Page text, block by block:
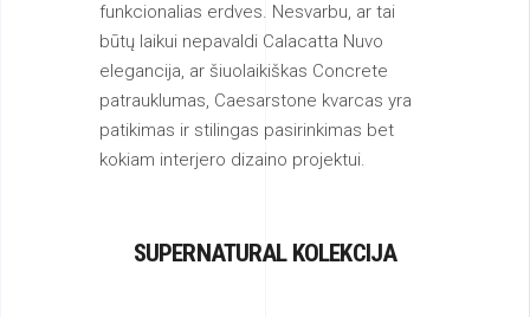
funkcionalias erdves. Nesvarbu, ar tai
būtų laikui nepavaldi Calacatta Nuvo
elegancija, ar šiuolaikiškas Concrete
patrauklumas, Caesarstone kvarcas yra
patikimas ir stilingas pasirinkimas bet
kokiam interjero dizaino projektui.
SUPERNATURAL KOLEKCIJA